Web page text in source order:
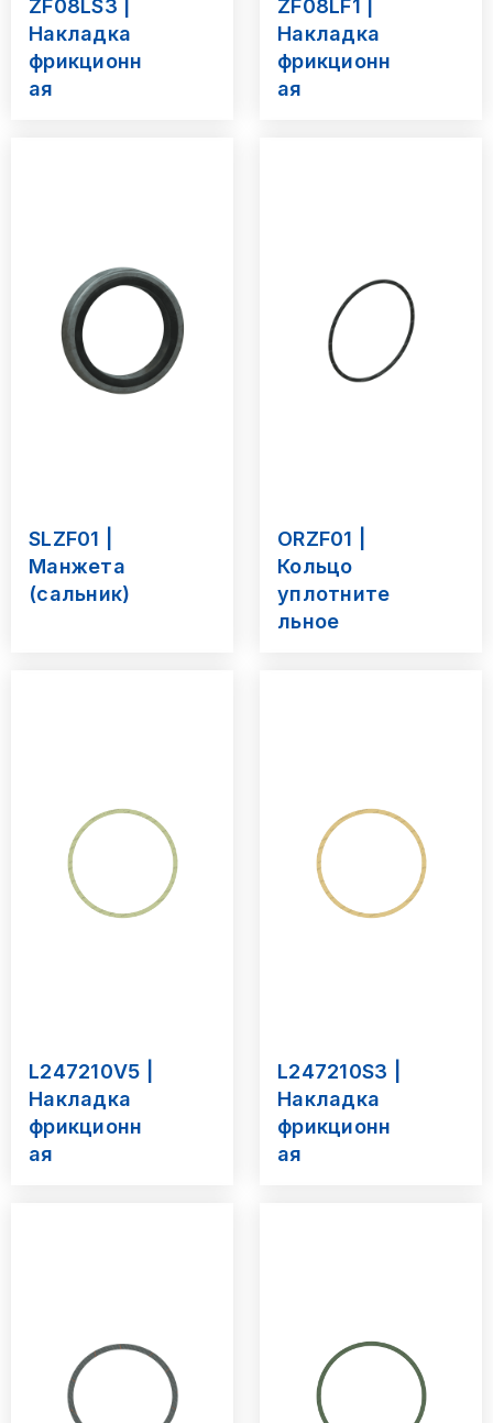
ZF08LS3 |
Накладка
фрикционн
ая
ZF08LF1 |
Накладка
фрикционн
ая
SLZF01 |
Манжета
(сальник)
ORZF01 |
Кольцо
уплотните
льное
L247210V5 |
Накладка
фрикционн
ая
L247210S3 |
Накладка
фрикционн
ая